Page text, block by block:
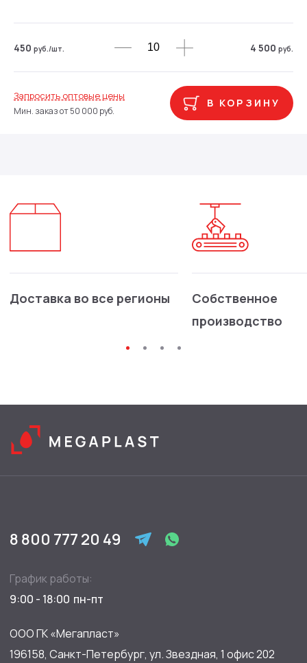
450 руб./шт. 4 500 руб.
Запросить оптовые цены
Мин. заказ от 50 000 руб.
В КОРЗИНУ
Доставка во все регионы
Собственное
производство
8 800 777 20 49
График работы:
9:00 - 18:00
ООО ГК «Мегапласт»
196158, Санкт-Петербург, ул. Звездная, 1 офис 202